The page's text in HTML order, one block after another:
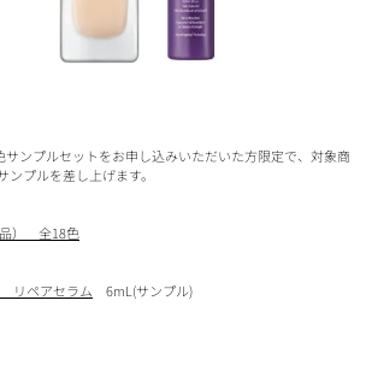
ンプルセットをお申し込みいただいた方限定で、対象商
プルを差し上げます。
） 全18色
リペアセラム 6mL(サンプル)